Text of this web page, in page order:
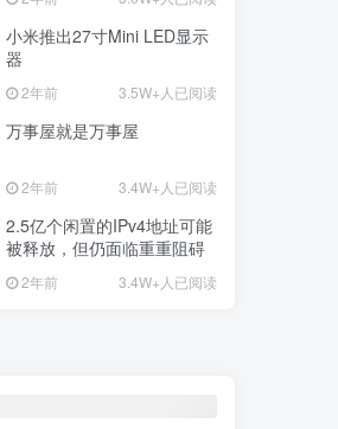
小米推出27寸Mini LED显示
器
2年前 3.5W+人已阅读
万事屋就是万事屋
2年前 3.4W+人已阅读
2.5亿个闲置的IPv4地址可能
被释放，但仍面临重重阻碍
2年前 3.4W+人已阅读